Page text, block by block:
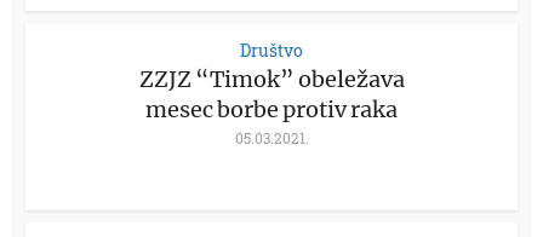
Društvo
ZZJZ “Timok” obeležava
mesec borbe protiv raka
05.03.2021.